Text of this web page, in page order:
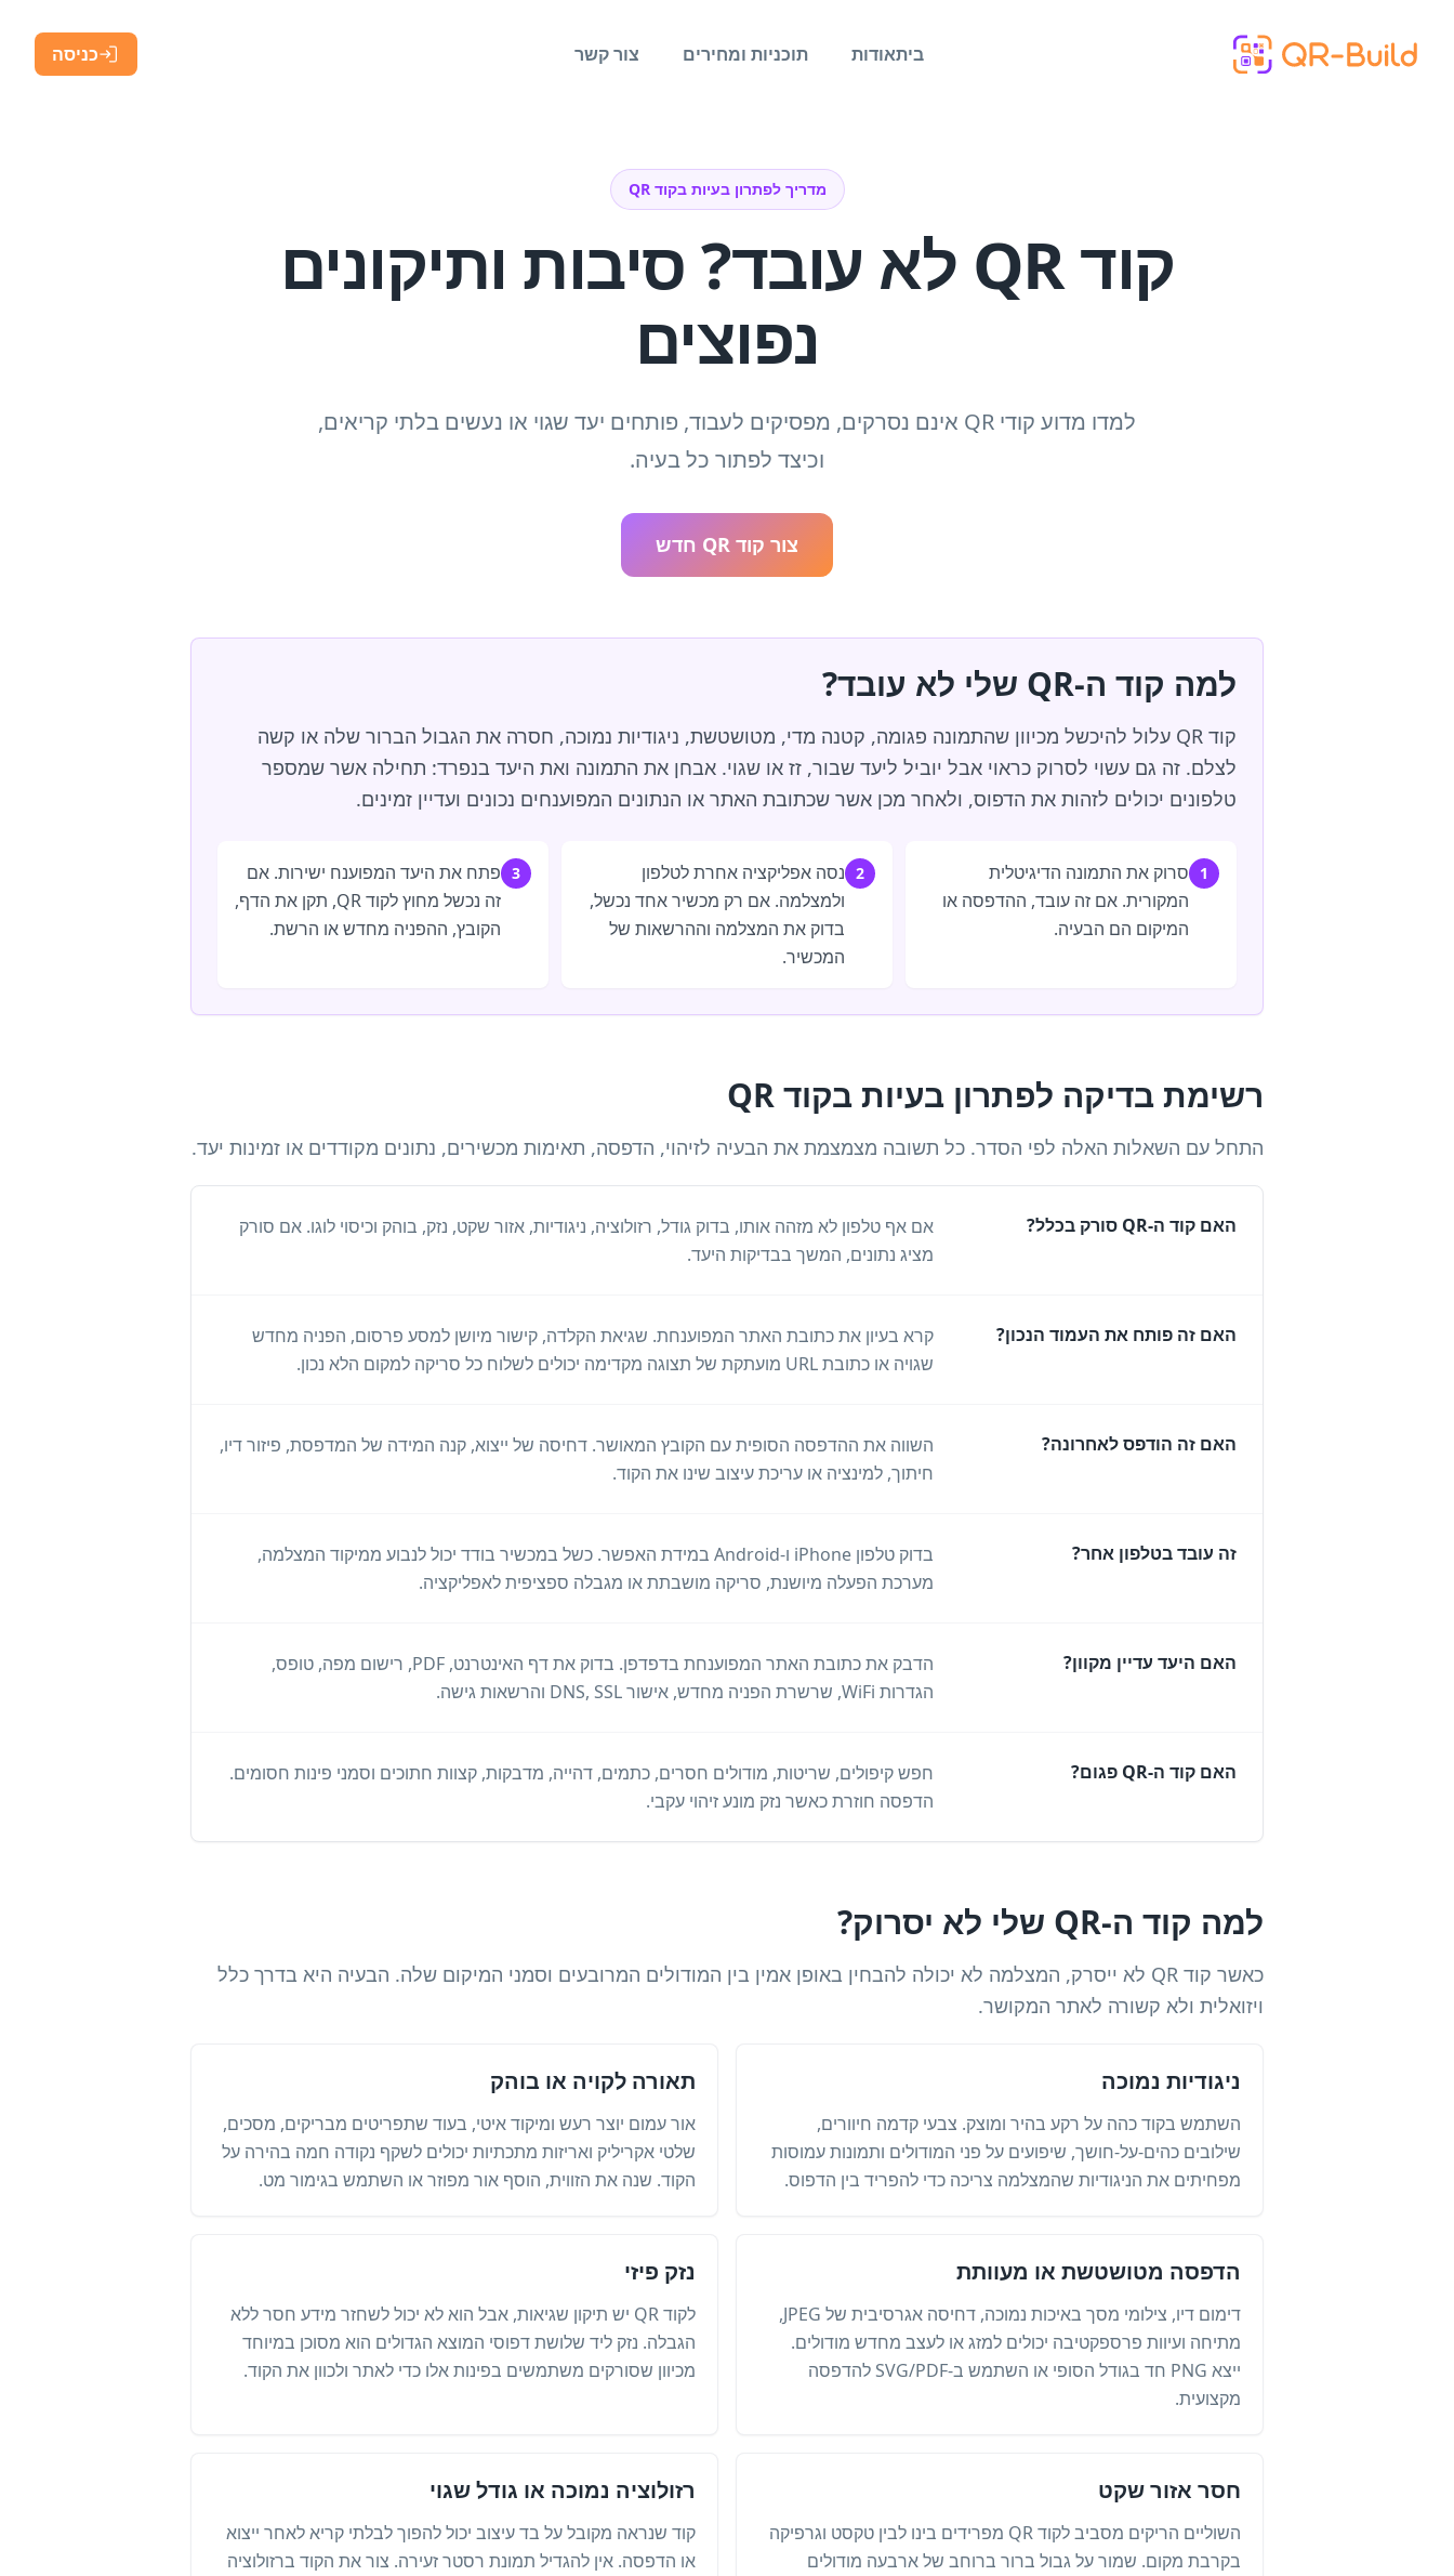
ביתאודות תוכניות ומחירים צור קשר כניסה
מדריך לפתרון בעיות בקוד QR
קוד QR לא עובד? סיבות ותיקונים
נפוצים
למדו מדוע קודי QR אינם נסרקים, מפסיקים לעבוד, פותחים יעד שגוי או נעשים בלתי קריאים,
וכיצד לפתור כל בעיה.
צור קוד QR חדש
למה קוד ה-QR שלי לא עובד?
קוד QR עלול להיכשל מכיוון שהתמונה פגומה, קטנה מדי, מטושטשת, ניגודיות נמוכה, חסרה את הגבול הברור שלה או קשה
לצלם. זה גם עשוי לסרוק כראוי אבל יוביל ליעד שבור, זז או שגוי. אבחן את התמונה ואת היעד בנפרד: תחילה אשר שמספר
טלפונים יכולים לזהות את הדפוס, ולאחר מכן אשר שכתובת האתר או הנתונים המפוענחים נכונים ועדיין זמינים.
1
סרוק את התמונה הדיגיטלית
המקורית. אם זה עובד, ההדפסה או
המיקום הם הבעיה.
2 נסה אפליקציה אחרת לטלפון
ולמצלמה. אם רק מכשיר אחד נכשל,
בדוק את המצלמה וההרשאות של
המכשיר.
3 פתח את היעד המפוענח ישירות. אם
זה נכשל מחוץ לקוד QR, תקן את הדף,
הקובץ, ההפניה מחדש או הרשת.
רשימת בדיקה לפתרון בעיות בקוד QR
התחל עם השאלות האלה לפי הסדר. כל תשובה מצמצמת את הבעיה לזיהוי, הדפסה, תאימות מכשירים, נתונים מקודדים או זמינות יעד.
האם קוד ה-QR סורק בכלל?
אם אף טלפון לא מזהה אותו, בדוק גודל, רזולוציה, ניגודיות, אזור שקט, נזק, בוהק וכיסוי לוגו. אם סורק
מציג נתונים, המשך בבדיקות היעד.
האם זה פותח את העמוד הנכון?
קרא בעיון את כתובת האתר המפוענחת. שגיאת הקלדה, קישור מיושן למסע פרסום, הפניה מחדש
שגויה או כתובת URL מועתקת של תצוגה מקדימה יכולים לשלוח כל סריקה למקום הלא נכון.
האם זה הודפס לאחרונה?
השווה את ההדפסה הסופית עם הקובץ המאושר. דחיסה של ייצוא, קנה המידה של המדפסת, פיזור דיו,
חיתוך, למינציה או עריכת עיצוב שינו את הקוד.
זה עובד בטלפון אחר?
בדוק טלפון iPhone ו-Android במידת האפשר. כשל במכשיר בודד יכול לנבוע ממיקוד המצלמה,
מערכת הפעלה מיושנת, סריקה מושבתת או מגבלה ספציפית לאפליקציה.
האם היעד עדיין מקוון?
הדבק את כתובת האתר המפוענחת בדפדפן. בדוק את דף האינטרנט, PDF, רישום מפה, טופס,
הגדרות WiFi, שרשרת הפניה מחדש, אישור DNS, SSL והרשאות גישה.
האם קוד ה-QR פגום?
חפש קיפולים, שריטות, מודולים חסרים, כתמים, דהייה, מדבקות, קצוות חתוכים וסמני פינות חסומים.
הדפסה חוזרת כאשר נזק מונע זיהוי עקבי.
למה קוד ה-QR שלי לא יסרוק?
כאשר קוד QR לא ייסרק, המצלמה לא יכולה להבחין באופן אמין בין המודולים המרובעים וסמני המיקום שלה. הבעיה היא בדרך כלל
ויזואלית ולא קשורה לאתר המקושר.
ניגודיות נמוכה
השתמש בקוד כהה על רקע בהיר ומוצק. צבעי קדמה חיוורים,
שילובים כהים-על-חושך, שיפועים על פני המודולים ותמונות עמוסות
מפחיתים את הניגודיות שהמצלמה צריכה כדי להפריד בין הדפוס.
תאורה לקויה או בוהק
אור עמום יוצר רעש ומיקוד איטי, בעוד שתפריטים מבריקים, מסכים,
שלטי אקריליק ואריזות מתכתיות יכולים לשקף נקודה חמה בהירה על
הקוד. שנה את הזווית, הוסף אור מפוזר או השתמש בגימור מט.
הדפסה מטושטשת או מעוותת
דימום דיו, צילומי מסך באיכות נמוכה, דחיסה אגרסיבית של JPEG,
מתיחה ועיוות פרספקטיבה יכולים למזג או לעצב מחדש מודולים.
ייצא PNG חד בגודל הסופי או השתמש ב-SVG/PDF להדפסה
מקצועית.
נזק פיזי
לקוד QR יש תיקון שגיאות, אבל הוא לא יכול לשחזר מידע חסר ללא
הגבלה. נזק ליד שלושת דפוסי המוצא הגדולים הוא מסוכן במיוחד
מכיוון שסורקים משתמשים בפינות אלו כדי לאתר ולכוון את הקוד.
חסר אזור שקט
השוליים הריקים מסביב לקוד QR מפרידים בינו לבין טקסט וגרפיקה
בקרבת מקום. שמור על גבול ברור ברוחב של ארבעה מודולים
רזולוציה נמוכה או גודל שגוי
קוד שנראה מקובל על בד עיצוב יכול להפוך לבלתי קריא לאחר ייצוא
או הדפסה. אין להגדיל תמונת רסטר זעירה. צור את הקוד ברזולוציה